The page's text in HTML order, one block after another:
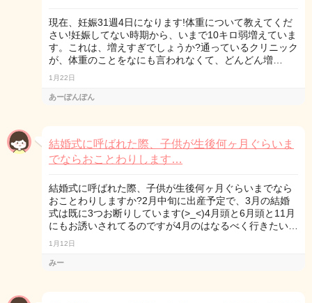
現在、妊娠31週4日になります!体重について教えてくだ
さい!妊娠してない時期から、いまで10キロ弱増えていま
す。これは、増えすぎでしょうか?通っているクリニック
が、体重のことをなにも言われなくて、どんどん増…
1月22日
あーぽんぽん
結婚式に呼ばれた際、子供が生後何ヶ月ぐらいま
でならおことわりします…
結婚式に呼ばれた際、子供が生後何ヶ月ぐらいまでなら
おことわりしますか?2月中旬に出産予定で、3月の結婚
式は既に3つお断りしています(>_<)4月頭と6月頭と11月
にもお誘いされてるのですが4月のはなるべく行きたい…
1月12日
みー